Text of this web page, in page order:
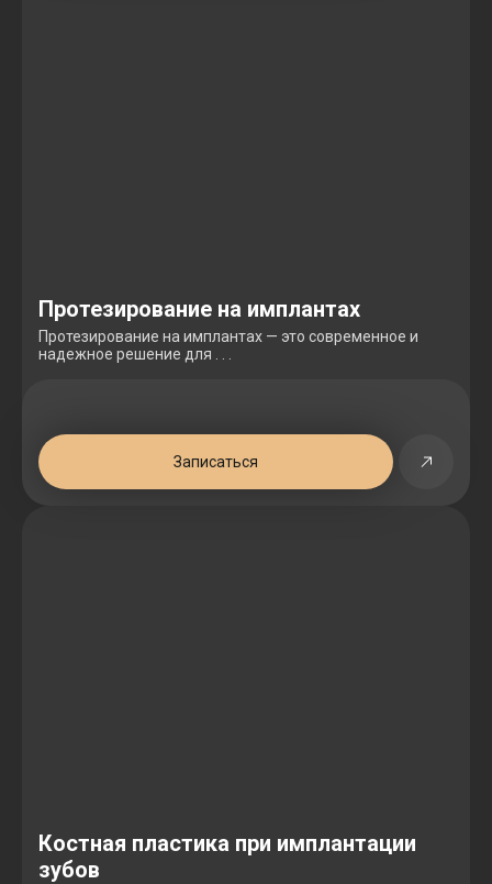
Протезирование на имплантах
Протезирование на имплантах — это современное и
надежное решение для . . .
Записаться
Костная пластика при имплантации
зубов